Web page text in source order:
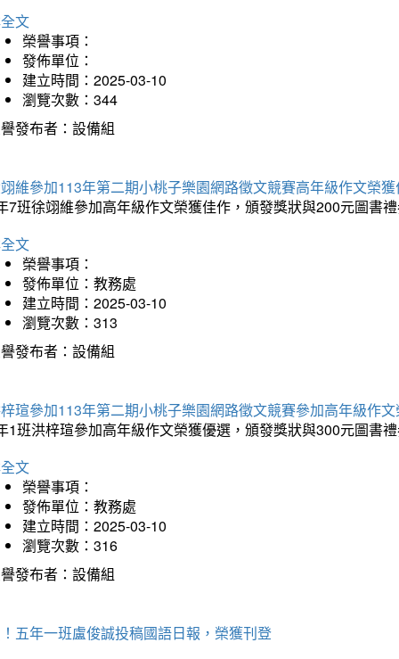
文
榮譽事項：
發佈單位：
建立時間：2025-03-10
瀏覽次數：344
發布者：設備組
維參加113年第二期小桃子樂園網路徵文競賽高年級作文榮
7班徐翊維參加高年級作文榮獲佳作，頒發獎狀與200元圖書
文
榮譽事項：
發佈單位：教務處
建立時間：2025-03-10
瀏覽次數：313
發布者：設備組
瑄參加113年第二期小桃子樂園網路徵文競賽參加高年級作
1班洪梓瑄參加高年級作文榮獲優選，頒發獎狀與300元圖書
文
榮譽事項：
發佈單位：教務處
建立時間：2025-03-10
瀏覽次數：316
發布者：設備組
五年一班盧俊誠投稿國語日報，榮獲刊登